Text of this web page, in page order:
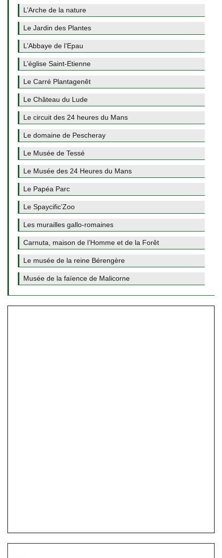
L’Arche de la nature
Le Jardin des Plantes
L’Abbaye de l’Epau
L’église Saint-Etienne
Le Carré Plantagenêt
Le Château du Lude
Le circuit des 24 heures du Mans
Le domaine de Pescheray
Le Musée de Tessé
Le Musée des 24 Heures du Mans
Le Papéa Parc
Le Spaycific’Zoo
Les murailles gallo-romaines
Carnuta, maison de l’Homme et de la Forêt
Le musée de la reine Bérengère
Musée de la faïence de Malicorne